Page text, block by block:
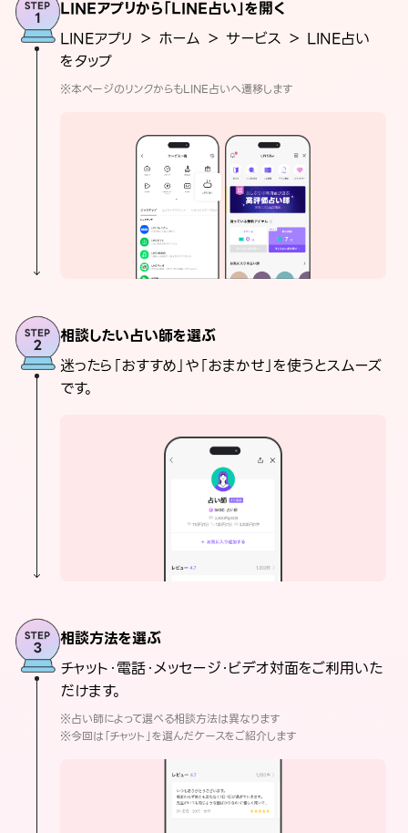
LINEアプリから「LINE占い」を開く
LINEアプリ ＞ ホーム ＞ サービス ＞ LINE占い
をタップ
※本ページのリンクからもLINE占いへ遷移します
相談したい占い師を選ぶ
迷ったら「おすすめ」や「おまかせ」を使うとスムーズ
です。
相談方法を選ぶ
チャット・電話・メッセージ・ビデオ対面をご利用いた
だけます。
※占い師によって選べる相談方法は異なります
※今回は「チャット」を選んだケースをご紹介します